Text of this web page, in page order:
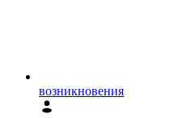
возникновения